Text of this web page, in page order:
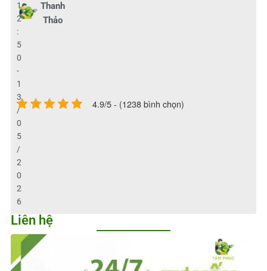
Thanh
Thảo
1
2
:
5
0
-
1
3
/
0
5
/
2
0
2
6
4.9/5 - (1238 bình chọn)
Liên hệ